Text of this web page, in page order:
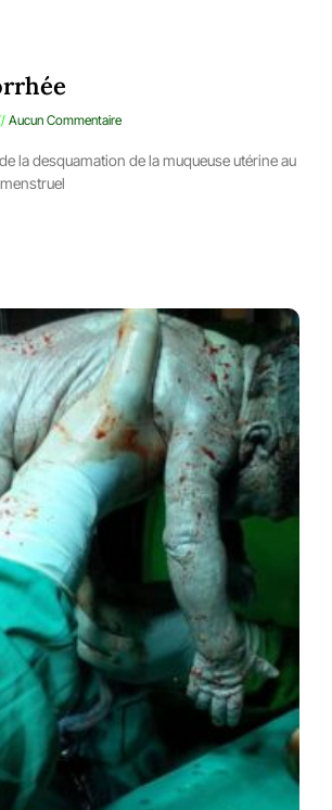
Aucun Commentaire
la desquamation de la muqueuse utérine au